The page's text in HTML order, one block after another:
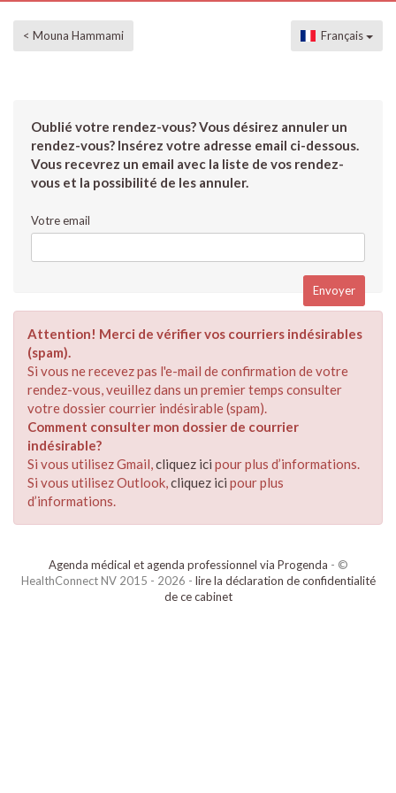
< Mouna Hammami Français
Oublié votre rendez-vous? Vous désirez annuler un
rendez-vous? Insérez votre adresse email ci-dessous.
Vous recevrez un email avec la liste de vos rendez-
vous et la possibilité de les annuler.
Votre email
Attention! Merci de vérifier vos courriers indésirables
(spam).
Si vous ne recevez pas l'e-mail de confirmation de votre
rendez-vous, veuillez dans un premier temps consulter
votre dossier courrier indésirable (spam).
Comment consulter mon dossier de courrier
indésirable?
Si vous utilisez Gmail,cliquez ici pour plus d’informations.
Si vous utilisez Outlook,cliquez ici pour plus
d’informations.
Agenda médical et agenda professionnel via Progenda - ©
HealthConnect NV 2015 - 2026 - lire la déclaration de confidentialité
de ce cabinet